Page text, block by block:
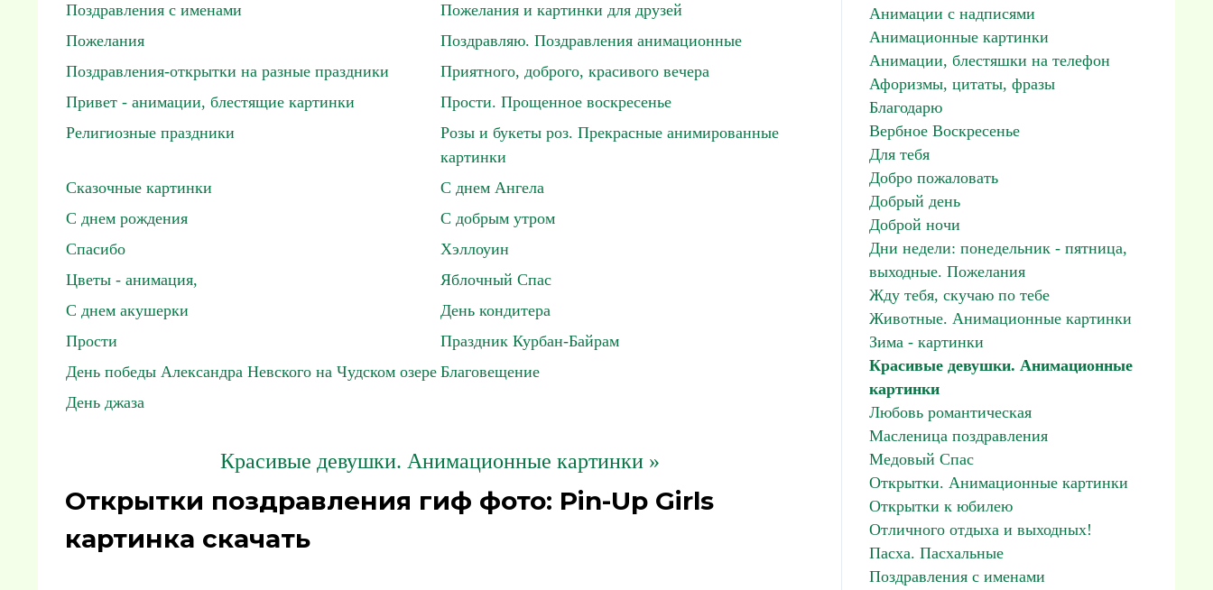
Поздравления с именами
Пожелания и картинки для друзей
Пожелания
Поздравляю. Поздравления анимационные
Поздравления-открытки на разные праздники
Приятного, доброго, красивого вечера
Привет - анимации, блестящие картинки
Прости. Прощенное воскресенье
Религиозные праздники
Розы и букеты роз. Прекрасные анимированные
картинки
Сказочные картинки
С днем Ангела
С днем рождения
С добрым утром
Спасибо
Хэллоуин
Цветы - анимация,
Яблочный Спас
С днем акушерки
День кондитера
Прости
Праздник Курбан-Байрам
День победы Александра Невского на Чудском озере Благовещение
День джаза
Красивые девушки. Анимационные картинки »
Открытки поздравления гиф фото: Pin-Up Girls
картинка скачать
Анимации с надписями
Анимационные картинки
Анимации, блестяшки на телефон
Афоризмы, цитаты, фразы
Благодарю
Вербное Воскресенье
Для тебя
Добро пожаловать
Добрый день
Доброй ночи
Дни недели: понедельник - пятница,
выходные. Пожелания
Жду тебя, скучаю по тебе
Животные. Анимационные картинки
Зима - картинки
Красивые девушки. Анимационные
картинки
Любовь романтическая
Масленица поздравления
Медовый Спас
Открытки. Анимационные картинки
Открытки к юбилею
Отличного отдыха и выходных!
Пасха. Пасхальные
Поздравления с именами